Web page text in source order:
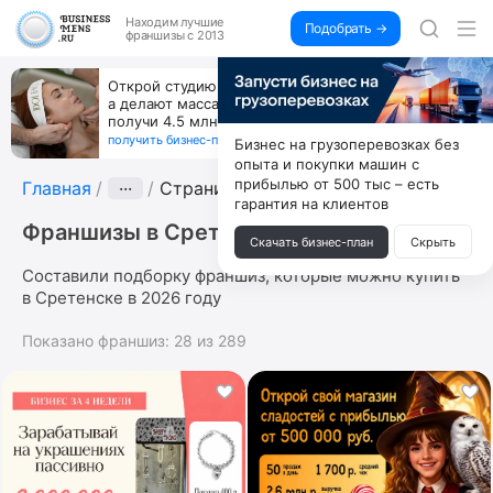
Находим лучшие
франшизы с 2013
Подобрать →
Открой студию, где не колют и не режут,
а делают массаж лица руками и в первый же год
получи 4.5 млн
получить бизнес-план ↓
Главная ··· Страница 10
Франшизы в Сретенске
Составили подборку франшиз, которые можно купить
в Сретенске в 2026 году
Показано франшиз: 28 из 289
Бизнес на грузоперевозках без
опыта и покупки машин с
прибылью от 500 тыс – есть
гарантия на клиентов
Скачать бизнес-план Скрыть